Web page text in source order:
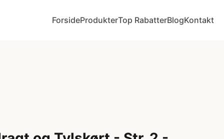
ForsideProdukterTop RabatterBlogKontakt